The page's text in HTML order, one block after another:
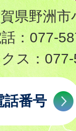
県野洲市
： 077-
ス：
話番号